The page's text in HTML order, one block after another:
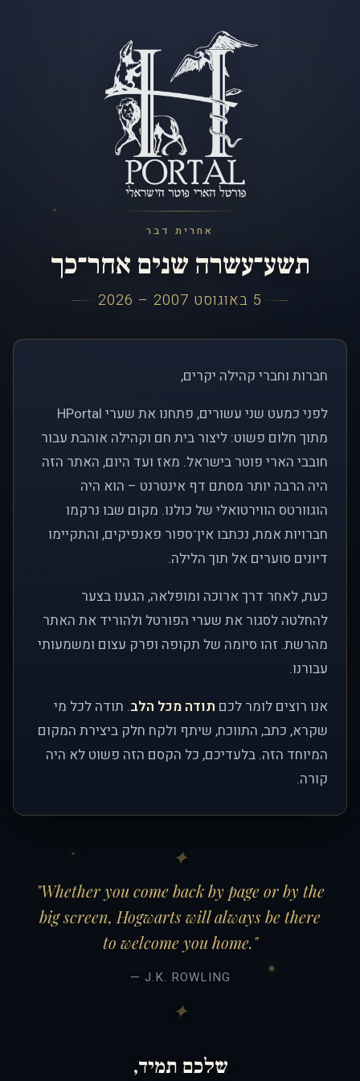
אחרית דבר
תשע־עשרה שנים אחר־כך
5 באוגוסט 2007 – 2026
חברות וחברי קהילה יקרים,
לפני כמעט שני עשורים, פתחנו את שערי HPortal
מתוך חלום פשוט: ליצור בית חם וקהילה אוהבת עבור
חובבי הארי פוטר בישראל. מאז ועד היום, האתר הזה
היה הרבה יותר מסתם דף אינטרנט – הוא היה
הוגוורטס הווירטואלי של כולנו. מקום שבו נרקמו
חברויות אמת, נכתבו אין־ספור פאנפיקים, והתקיימו
דיונים סוערים אל תוך הלילה.
כעת, לאחר דרך ארוכה ומופלאה, הגענו בצער
להחלטה לסגור את שערי הפורטל ולהוריד את האתר
מהרשת. זהו סיומה של תקופה ופרק עצום ומשמעותי
עבורנו.
אנו רוצים לומר לכם תודה מכל הלב. תודה לכל מי
שקרא, כתב, התווכח, שיתף ולקח חלק ביצירת המקום
המיוחד הזה. בלעדיכם, כל הקסם הזה פשוט לא היה
קורה.
"Whether you come back by page or by the
big screen, Hogwarts will always be there
to welcome you home."
— J.K. ROWLING
שלכם תמיד,